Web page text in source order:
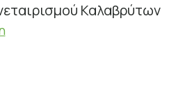
Καλαβρύτων